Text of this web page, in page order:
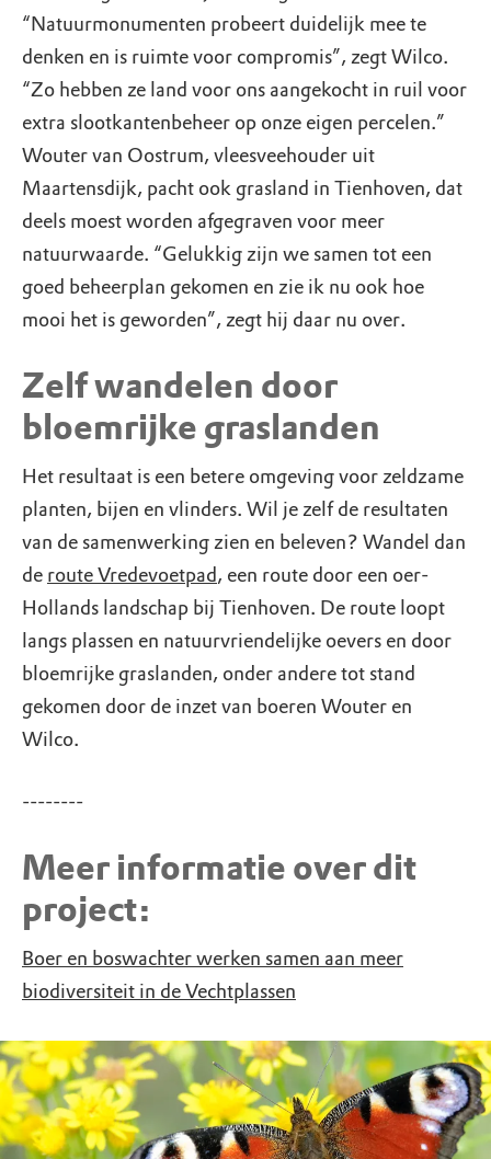
“Natuurmonumenten probeert duidelijk mee te
denken en is ruimte voor compromis”, zegt Wilco.
“Zo hebben ze land voor ons aangekocht in ruil voor
extra slootkantenbeheer op onze eigen percelen.”
Wouter van Oostrum, vleesveehouder uit
Maartensdijk, pacht ook grasland in Tienhoven, dat
deels moest worden afgegraven voor meer
natuurwaarde. “Gelukkig zijn we samen tot een
goed beheerplan gekomen en zie ik nu ook hoe
mooi het is geworden”, zegt hij daar nu over.
Zelf wandelen door
bloemrijke graslanden
Het resultaat is een betere omgeving voor zeldzame
planten, bijen en vlinders. Wil je zelf de resultaten
van de samenwerking zien en beleven? Wandel dan
de route Vredevoetpad, een route door een oer-
Hollands landschap bij Tienhoven. De route loopt
langs plassen en natuurvriendelijke oevers en door
bloemrijke graslanden, onder andere tot stand
gekomen door de inzet van boeren Wouter en
Wilco.
--------
Meer informatie over dit
project:
Boer en boswachter werken samen aan meer
biodiversiteit in de Vechtplassen